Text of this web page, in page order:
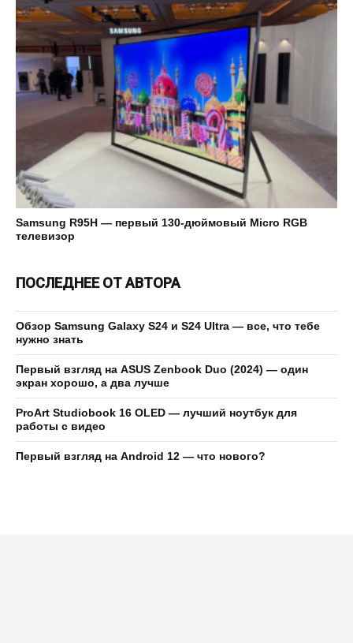
Samsung R95H — первый 130-дюймовый Micro RGB
телевизор
ПОСЛЕДНЕЕ ОТ АВТОРА
Обзор Samsung Galaxy S24 и S24 Ultra — все, что тебе
нужно знать
Первый взгляд на ASUS Zenbook Duo (2024) — один
экран хорошо, а два лучше
ProArt Studiobook 16 OLED — лучший ноутбук для
работы с видео
Первый взгляд на Android 12 — что нового?